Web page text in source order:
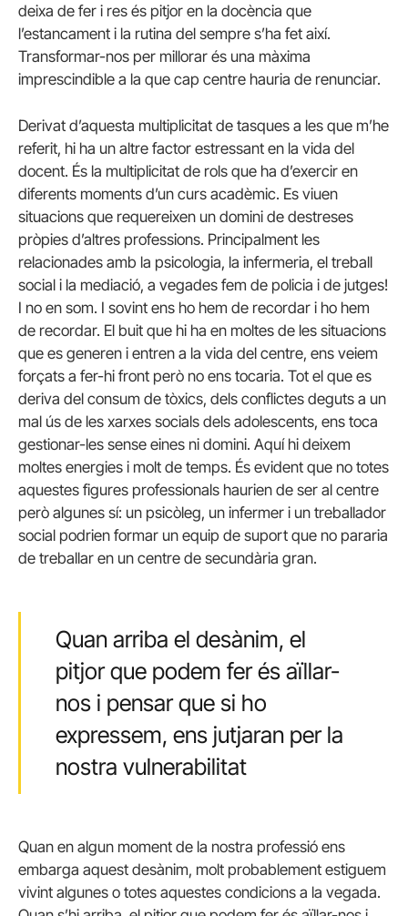
deixa de fer i res és pitjor en la docència que
l’estancament i la rutina del sempre s’ha fet així.
Transformar-nos per millorar és una màxima
imprescindible a la que cap centre hauria de renunciar.
Derivat d’aquesta multiplicitat de tasques a les que m’he
referit, hi ha un altre factor estressant en la vida del
docent. És la multiplicitat de rols que ha d’exercir en
diferents moments d’un curs acadèmic. Es viuen
situacions que requereixen un domini de destreses
pròpies d’altres professions. Principalment les
relacionades amb la psicologia, la infermeria, el treball
social i la mediació, a vegades fem de policia i de jutges!
I no en som. I sovint ens ho hem de recordar i ho hem
de recordar. El buit que hi ha en moltes de les situacions
que es generen i entren a la vida del centre, ens veiem
forçats a fer-hi front però no ens tocaria. Tot el que es
deriva del consum de tòxics, dels conflictes deguts a un
mal ús de les xarxes socials dels adolescents, ens toca
gestionar-les sense eines ni domini. Aquí hi deixem
moltes energies i molt de temps. És evident que no totes
aquestes figures professionals haurien de ser al centre
però algunes sí: un psicòleg, un infermer i un treballador
social podrien formar un equip de suport que no pararia
de treballar en un centre de secundària gran.
Quan arriba el desànim, el
pitjor que podem fer és aïllar-
nos i pensar que si ho
expressem, ens jutjaran per la
nostra vulnerabilitat
Quan en algun moment de la nostra professió ens
embarga aquest desànim, molt probablement estiguem
vivint algunes o totes aquestes condicions a la vegada.